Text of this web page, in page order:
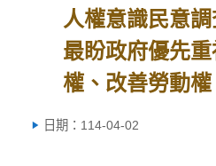
人權意識民意
最盼政府優先
權、改善勞動權
日期：114-04-02